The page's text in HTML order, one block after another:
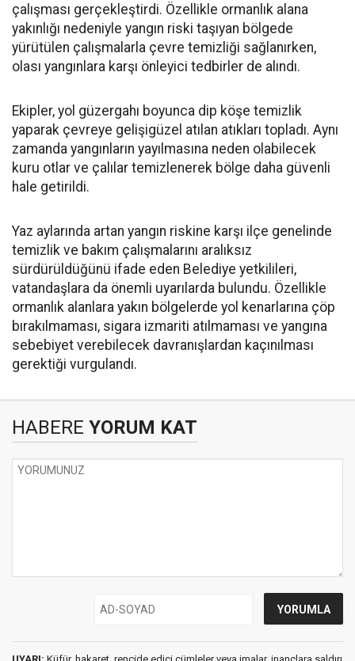
çalışması gerçekleştirdi. Özellikle ormanlık alana
yakınlığı nedeniyle yangın riski taşıyan bölgede
yürütülen çalışmalarla çevre temizliği sağlanırken,
olası yangınlara karşı önleyici tedbirler de alındı.
Ekipler, yol güzergahı boyunca dip köşe temizlik
yaparak çevreye gelişigüzel atılan atıkları topladı. Aynı
zamanda yangınların yayılmasına neden olabilecek
kuru otlar ve çalılar temizlenerek bölge daha güvenli
hale getirildi.
Yaz aylarında artan yangın riskine karşı ilçe genelinde
temizlik ve bakım çalışmalarını aralıksız
sürdürüldüğünü ifade eden Belediye yetkilileri,
vatandaşlara da önemli uyarılarda bulundu. Özellikle
ormanlık alanlara yakın bölgelerde yol kenarlarına çöp
bırakılmaması, sigara izmariti atılmaması ve yangına
sebebiyet verebilecek davranışlardan kaçınılması
gerektiği vurgulandı.
HABERE YORUM KAT